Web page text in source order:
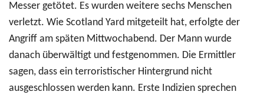
Messer getötet. Es wurden weitere sechs Menschen
verletzt. Wie Scotland Yard mitgeteilt hat, erfolgte der
Angriff am späten Mittwochabend. Der Mann wurde
danach überwältigt und festgenommen. Die Ermittler
sagen, dass ein terroristischer Hintergrund nicht
ausgeschlossen werden kann. Erste Indizien sprechen